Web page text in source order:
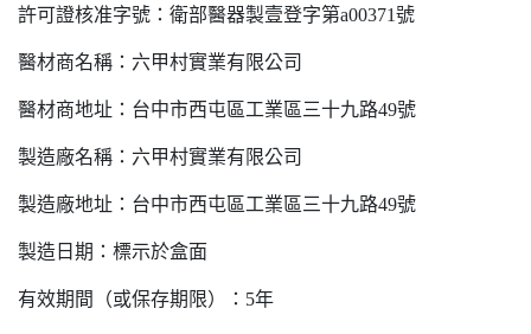
許可證核准字號：衛部醫器製壹登字第a00371號
醫材商名稱：六甲村實業有限公司
醫材商地址：台中市西屯區工業區三十九路49號
製造廠名稱：六甲村實業有限公司
製造廠地址：台中市西屯區工業區三十九路49號
製造日期：標示於盒面
有效期間（或保存期限）：5年